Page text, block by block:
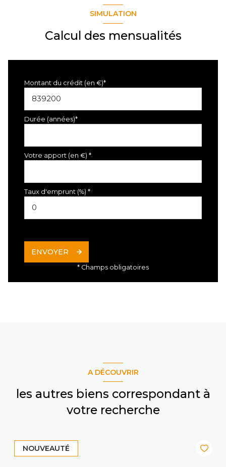
SIMULATION
Calcul des mensualités
Montant du crédit (en €)*
Durée (années)*
Votre apport (en €) *
Taux d'emprunt (%) *
ENVOYER
* Champs obligatoires
A DÉCOUVRIR
les autres biens correspondant à
votre recherche
NOUVEAUTÉ